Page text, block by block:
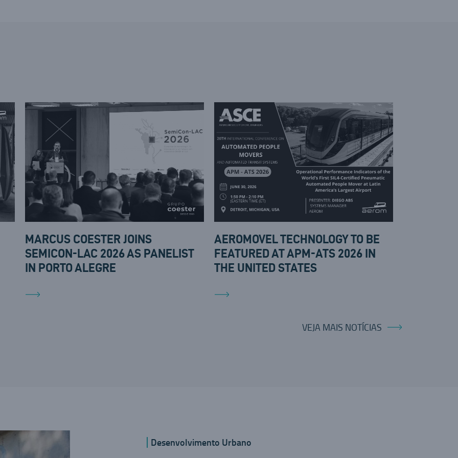
MARCUS COESTER JOINS
SEMICON-LAC 2026 AS PANELIST
IN PORTO ALEGRE
AEROMOVEL TECHNOLOGY TO BE
FEATURED AT APM-ATS 2026 IN
THE UNITED STATES
VEJA MAIS NOTÍCIAS
Desenvolvimento Urbano